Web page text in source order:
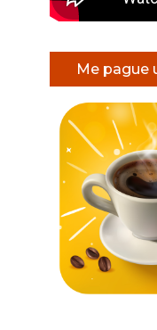
Me pague